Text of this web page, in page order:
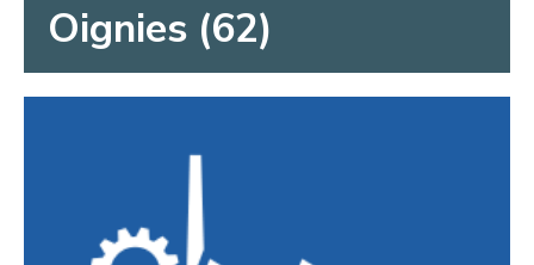
Oignies (62)